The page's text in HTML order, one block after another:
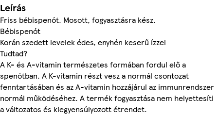
Leírás
Friss bébispenót. Mosott, fogyasztásra kész.
Bébispenót
Korán szedett levelek édes, enyhén keserű ízzel
Tudtad?
A K- és A-vitamin természetes formában fordul elő a
spenótban. A K-vitamin részt vesz a normál csontozat
fenntartásában és az A-vitamin hozzájárul az immunrendszer
normál működéséhez. A termék fogyasztása nem helyettesíti
a változatos és kiegyensúlyozott étrendet.